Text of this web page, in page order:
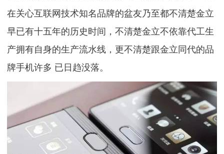
在关心互联网技术知名品牌的盆友乃至都不清楚金立
早已有十五年的历史时间，不清楚金立不依靠代工生
产拥有自身的生产流水线，更不清楚跟金立同代的品
牌手机许多 已日趋没落。